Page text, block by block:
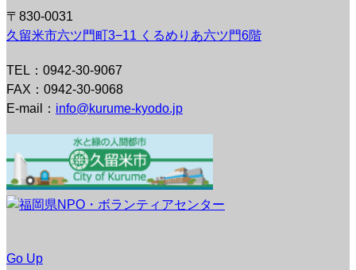
〒830-0031
久留米市六ツ門町3−11 くるめりあ六ツ門6階
TEL：0942-30-9067
FAX：0942-30-9068
E-mail： info@kurume-kyodo.jp
Go Up